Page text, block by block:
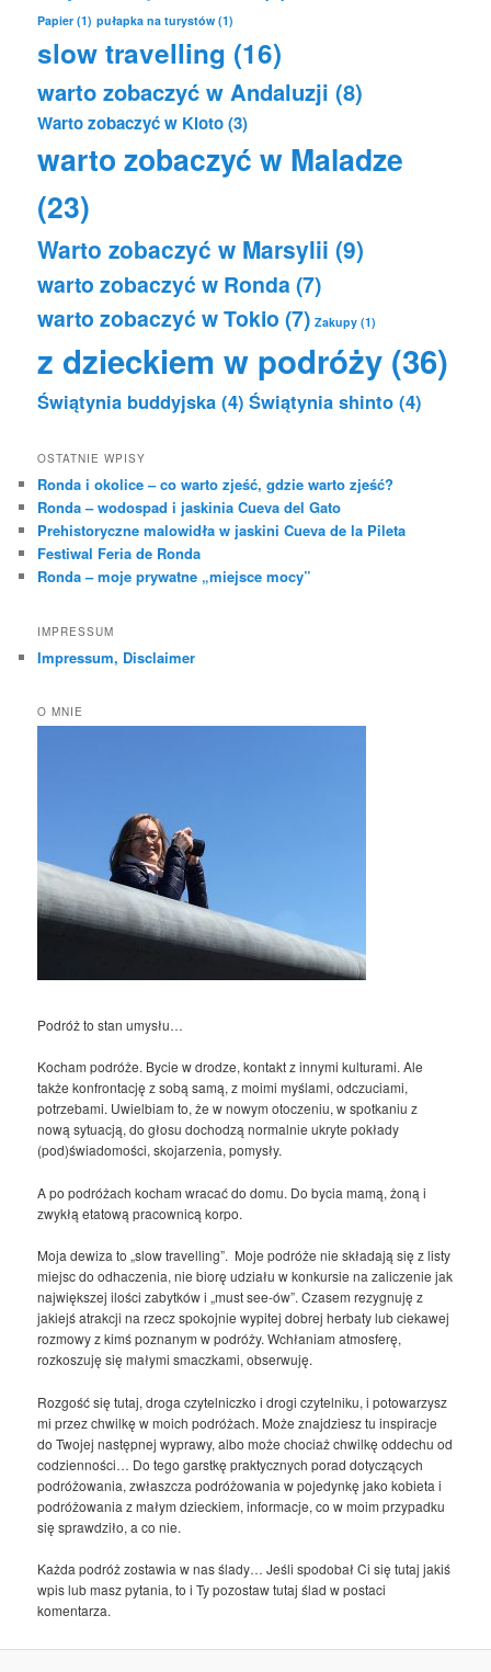
Papier (1) pułapka na turystów (1)
slow travelling (16)
warto zobaczyć w Andaluzji (8)
Warto zobaczyć w Kioto(3)
warto zobaczyć w Maladze
(23)
Warto zobaczyć w Marsylii (9)
warto zobaczyć w Ronda (7)
warto zobaczyć w Tokio (7) Zakupy (1)
z dzieckiem w podróży (36)
Świątynia buddyjska (4) Świątynia shinto (4)
OSTATNIE WPISY
Ronda i okolice – co warto zjeść, gdzie warto zjeść?
Ronda – wodospad i jaskinia Cueva del Gato
Prehistoryczne malowidła w jaskini Cueva de la Pileta
Festiwal Feria de Ronda
Ronda – moje prywatne „miejsce mocy”
IMPRESSUM
Impressum, Disclaimer
O MNIE
Podróż to stan umysłu…
Kocham podróże. Bycie w drodze, kontakt z innymi kulturami. Ale
także konfrontację z sobą samą, z moimi myślami, odczuciami,
potrzebami. Uwielbiam to, że w nowym otoczeniu, w spotkaniu z
nową sytuacją, do głosu dochodzą normalnie ukryte pokłady
(pod)świadomości, skojarzenia, pomysły.
A po podróżach kocham wracać do domu. Do bycia mamą, żoną i
zwykłą etatową pracownicą korpo.
Moja dewiza to „slow travelling”. Moje podróże nie składają się z listy
miejsc do odhaczenia, nie biorę udziału w konkursie na zaliczenie jak
największej ilości zabytków i „must see-ów”. Czasem rezygnuję z
jakiejś atrakcji na rzecz spokojnie wypitej dobrej herbaty lub ciekawej
rozmowy z kimś poznanym w podróży. Wchłaniam atmosferę,
rozkoszuję się małymi smaczkami, obserwuję.
Rozgość się tutaj, droga czytelniczko i drogi czytelniku, i potowarzysz
mi przez chwilkę w moich podróżach. Może znajdziesz tu inspiracje
do Twojej następnej wyprawy, albo może chociaż chwilkę oddechu od
codzienności… Do tego garstkę praktycznych porad dotyczących
podróżowania, zwłaszcza podróżowania w pojedynkę jako kobieta i
podróżowania z małym dzieckiem, informacje, co w moim przypadku
się sprawdziło, a co nie.
Każda podróż zostawia w nas ślady… Jeśli spodobał Ci się tutaj jakiś
wpis lub masz pytania, to i Ty pozostaw tutaj ślad w postaci
komentarza.